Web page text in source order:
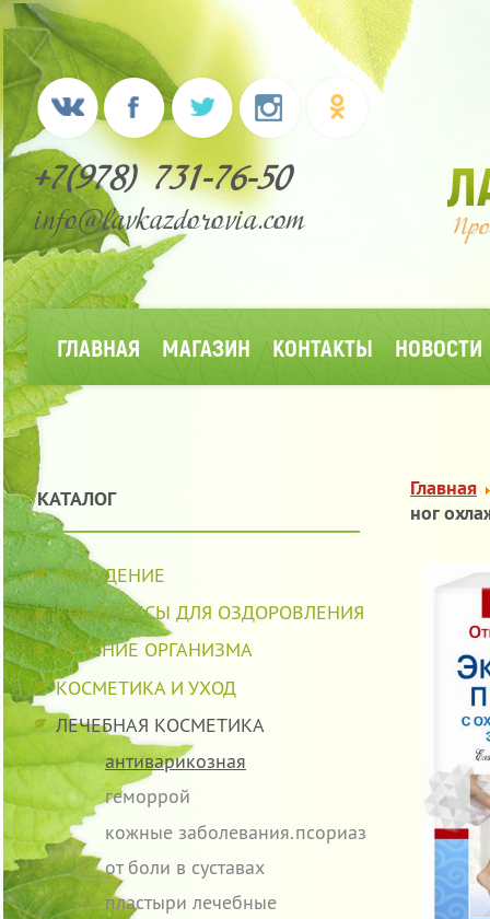
+7(978) 731-76-50
info@lavkazdorovia.com
ГЛАВНАЯ МАГАЗИН КОНТАКТЫ НОВОСТИ
КАТАЛОГ
ПОХУДЕНИЕ
КОМПЛЕКСЫ ДЛЯ ОЗДОРОВЛЕНИЯ
ЛЕЧЕНИЕ ОРГАНИЗМА
КОСМЕТИКА И УХОД
ЛЕЧЕБНАЯ КОСМЕТИКА
антиварикозная
геморрой
кожные заболевания.псориаз
от боли в суставах
пластыри лечебные
Главная
ног